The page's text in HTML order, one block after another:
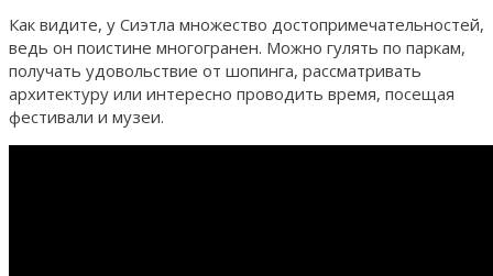
Как видите, у Сиэтла множество достопримечательностей,
ведь он поистине многогранен. Можно гулять по паркам,
получать удовольствие от шопинга, рассматривать
архитектуру или интересно проводить время, посещая
фестивали и музеи.